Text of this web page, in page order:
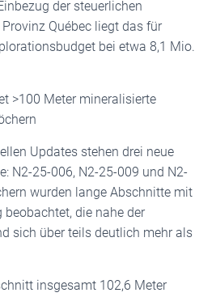
der steuerlichen
Québec liegt das für
bei etwa 8,1 Mio.
>100 Meter mineralisierte
Updates stehen drei neue
N2-25-006, N2-25-009 und N2-
wurden lange Abschnitte mit
die nahe der
sich über teils deutlich mehr als
insgesamt 102,6 Meter